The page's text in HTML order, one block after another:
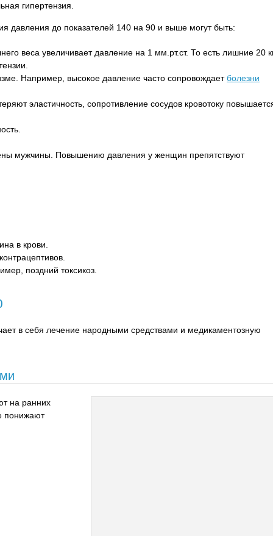
гипертензия.
давления до показателей 140 на 90 и выше могут быть:
веса увеличивает давление на 1 мм.рт.ст. То есть лишние 20
Например, высокое давление часто сопровождаетболезни
эластичность, сопротивление сосудов кровотоку
мужчины. Повышению давления у женщин препятствуют
в крови.
поздний токсикоз.
в себя лечение народными средствами и медикаментозную
на ранних
понижают